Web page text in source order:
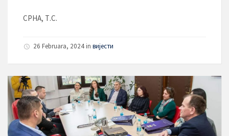
СРНА, Т.С.
26 Februara, 2024in вијести